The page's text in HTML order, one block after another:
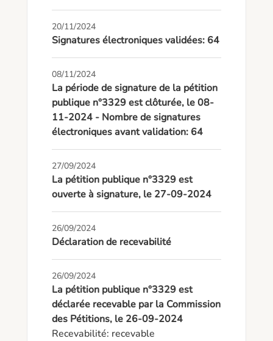
20/11/2024
Signatures électroniques validées: 64
08/11/2024
La période de signature de la pétition
publique n°3329 est clôturée, le 08-
11-2024 - Nombre de signatures
électroniques avant validation: 64
27/09/2024
La pétition publique n°3329 est
ouverte à signature, le 27-09-2024
26/09/2024
Déclaration de recevabilité
26/09/2024
La pétition publique n°3329 est
déclarée recevable par la Commission
des Pétitions, le 26-09-2024
Recevabilité: recevable